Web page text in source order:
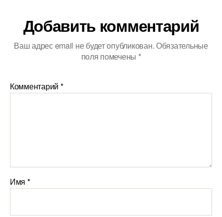
Добавить комментарий
Ваш адрес email не будет опубликован.Обязательные
поля помечены *
Комментарий *
Имя *